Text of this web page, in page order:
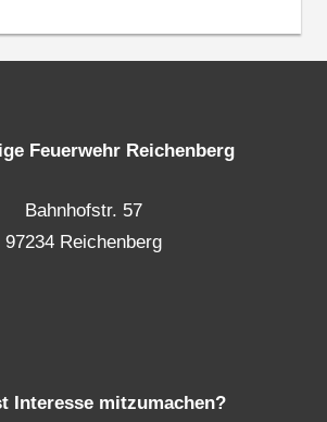
Feuerwehr Reichenberg
Bahnhofstr. 57
97234 Reichenberg
Interesse mitzumachen?